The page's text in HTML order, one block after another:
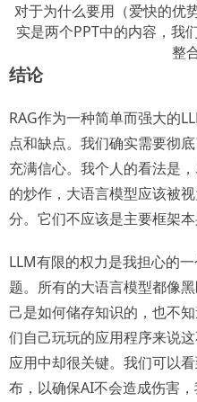
对于为什么要用（爱快的优
实是两个PPT中的内容，我
整
结论
RAG作为一种简单而强大的
点和缺点。我们确实需要彻
充满信心。我个人的看法是
的炒作，大语言模型应该被
分。它们不应该是主要框架本
LLM有限的权力是我担心的
题。所有的大语言模型都像
己是如何储存知识的，也不
们自己玩玩的应用程序来说
应用中却很关键。我们可以
布，以确保AI不会造成伤害